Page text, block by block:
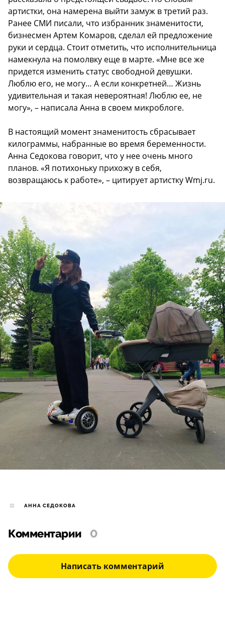
артистки, она намерена выйти замуж в третий раз.
Ранее СМИ писали, что избранник знаменитости,
бизнесмен Артем Комаров, сделал ей предложение
руки и сердца. Стоит отметить, что исполнительница
намекнула на помолвку еще в марте. «Мне все же
придется изменить статус свободной девушки.
Люблю его, не могу… А если конкретней… Жизнь
удивительная и такая невероятная! Люблю ее, не
могу», – написала Анна в своем микроблоге.
В настоящий момент знаменитость сбрасывает
килограммы, набранные во время беременности.
Анна Седокова говорит, что у нее очень много
планов. «Я потихоньку прихожу в себя,
возвращаюсь к работе», – цитирует артистку Wmj.ru.
АННА СЕДОКОВА
Комментарии 0
Написать комментарий